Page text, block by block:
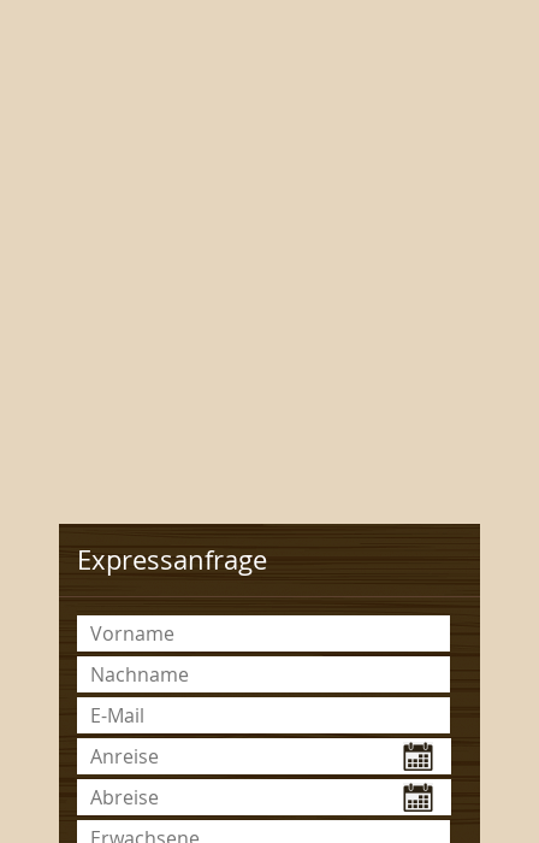
Expressanfrage